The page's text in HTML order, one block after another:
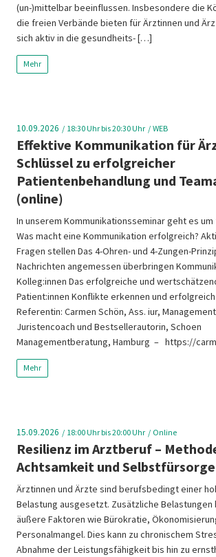
(un-)mittelbar beeinflussen. Insbesondere die
die freien Verbände bieten für Ärztinnen und
sich aktiv in die gesundheits- […]
Mehr
10.09.2026 18:30Uhr bis 20:30 Uhr WEB
Effektive Kommunikation für
Schlüssel zu erfolgreicher
Patientenbehandlung und
(online)
In unserem Kommunikationsseminar geht es
Was macht eine Kommunikation erfolgreich?
Fragen stellen Das 4-Ohren- und 4-Zungen-
Nachrichten angemessen überbringen
Kolleg:innen Das erfolgreiche und
Patient:innen Konflikte erkennen und
Referentin: Carmen Schön, Ass. iur,
Juristencoach und Bestsellerautorin, Schoen
Managementberatung, Hamburg – https://
Mehr
15.09.2026 18:00Uhr bis 20:00 Uhr Online
Resilienz im Arztberuf –
Achtsamkeit und
Ärztinnen und Ärzte sind berufsbedingt einer
Belastung ausgesetzt. Zusätzliche Belastungen
äußere Faktoren wie Bürokratie,
Personalmangel. Dies kann zu chronischem
Abnahme der Leistungsfähigkeit bis hin zu